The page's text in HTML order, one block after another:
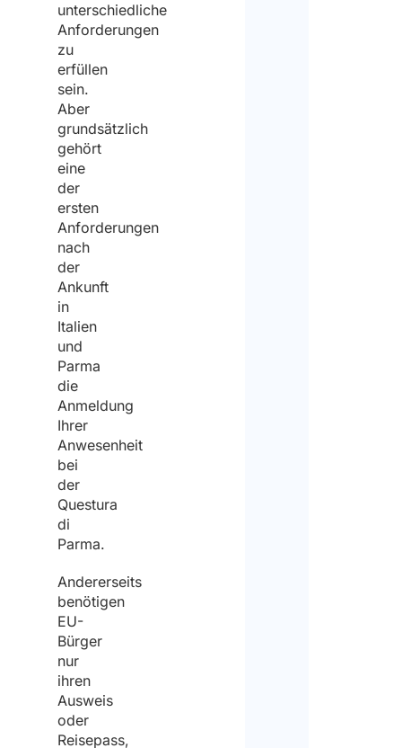
unterschiedliche
Anforderungen
zu
erfüllen
sein.
Aber
grundsätzlich
gehört
eine
der
ersten
Anforderungen
nach
der
Ankunft
in
Italien
und
Parma
die
Anmeldung
Ihrer
Anwesenheit
bei
der
Questura
di
Parma.
Andererseits
benötigen
EU-
Bürger
nur
ihren
Ausweis
oder
Reisepass,